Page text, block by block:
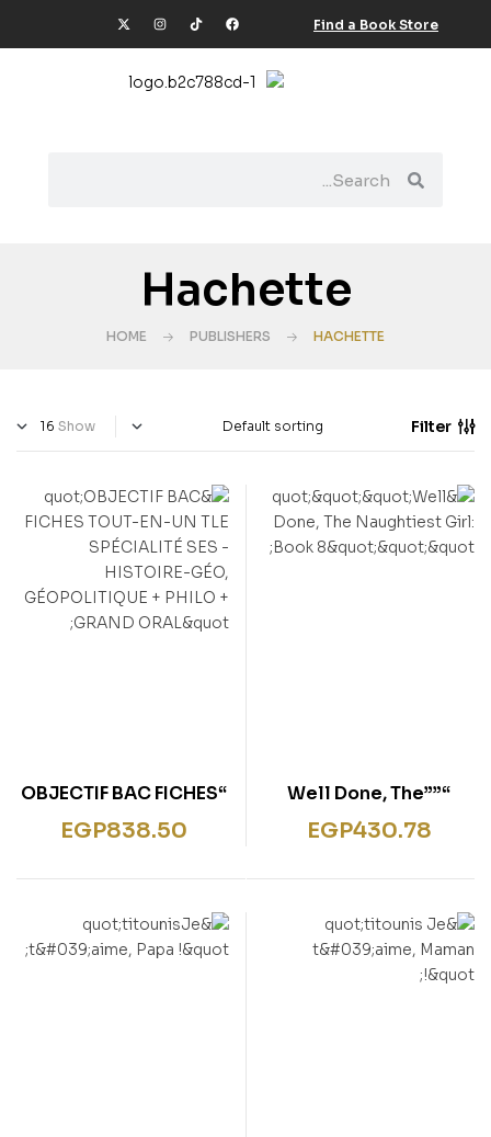
Find a Book Store
Hachette
HOME PUBLISHERS HACHETTE
Filter
Show
“””Well Done, The
Naughtiest Girl: Book
EGP430.78
“OBJECTIF BAC FICHES
TOUT-EN-UN TLE
+ GRAND ORAL”
EGP838.50